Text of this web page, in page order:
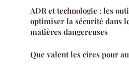
ADR et technologie : les
optimiser la sécurité dans
matières dangereuses
Que valent les cires pour